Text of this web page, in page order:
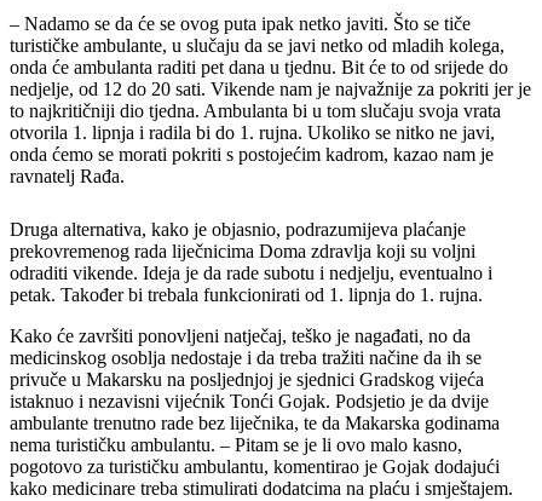
– Nadamo se da će se ovog puta ipak netko javiti. Što se tiče
turističke ambulante, u slučaju da se javi netko od mladih kolega,
onda će ambulanta raditi pet dana u tjednu. Bit će to od srijede do
nedjelje, od 12 do 20 sati. Vikende nam je najvažnije za pokriti jer je
to najkritičniji dio tjedna. Ambulanta bi u tom slučaju svoja vrata
otvorila 1. lipnja i radila bi do 1. rujna. Ukoliko se nitko ne javi,
onda ćemo se morati pokriti s postojećim kadrom, kazao nam je
ravnatelj Rađa.
Druga alternativa, kako je objasnio, podrazumijeva plaćanje
prekovremenog rada liječnicima Doma zdravlja koji su voljni
odraditi vikende. Ideja je da rade subotu i nedjelju, eventualno i
petak. Također bi trebala funkcionirati od 1. lipnja do 1. rujna.
Kako će završiti ponovljeni natječaj, teško je nagađati, no da
medicinskog osoblja nedostaje i da treba tražiti načine da ih se
privuče u Makarsku na posljednjoj je sjednici Gradskog vijeća
istaknuo i nezavisni vijećnik Tonći Gojak. Podsjetio je da dvije
ambulante trenutno rade bez liječnika, te da Makarska godinama
nema turističku ambulantu. – Pitam se je li ovo malo kasno,
pogotovo za turističku ambulantu, komentirao je Gojak dodajući
kako medicinare treba stimulirati dodatcima na plaću i smještajem.